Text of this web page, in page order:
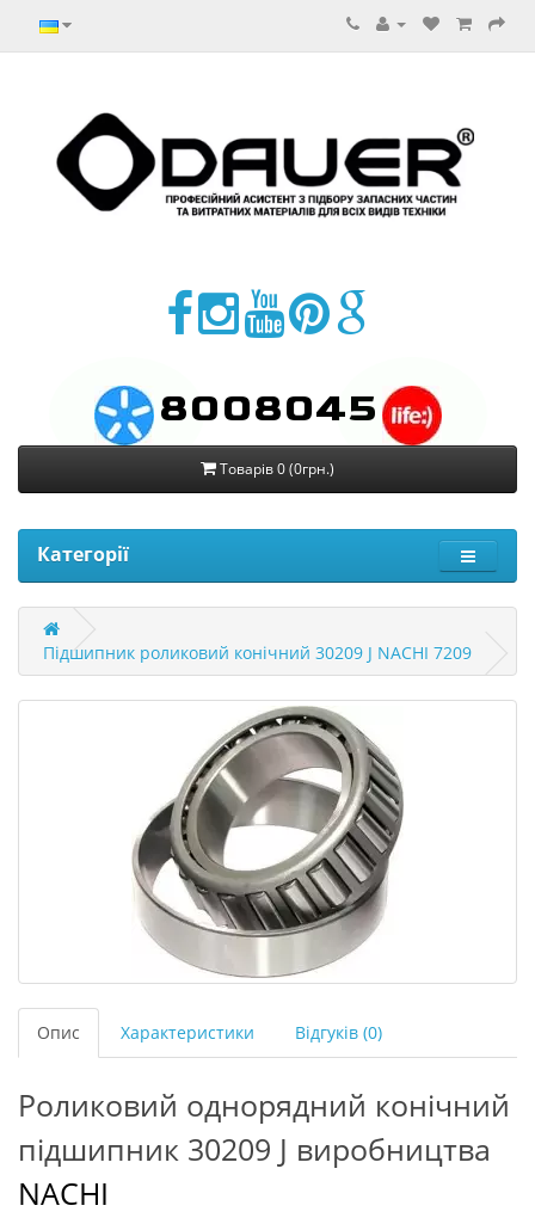
8008045
Товарів 0 (0грн.)
Категорії
Підшипник роликовий конічний 30209 J NACHI 7209
Опис Характеристики Відгуків (0)
Роликовий однорядний конічний
підшипник 30209 J виробництва
NACHI